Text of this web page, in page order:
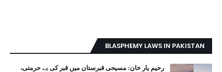
BLASPHEMY LAWS IN PAKISTAN
رحیم یار خان: مسیحی قبرستان میں قبر کی بے حرمتی،